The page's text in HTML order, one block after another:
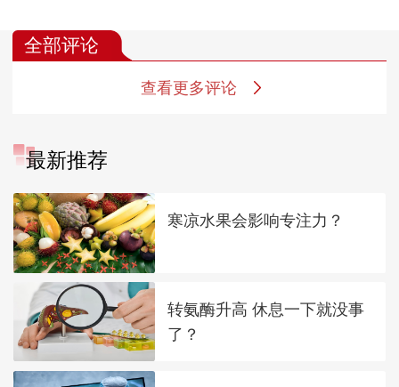
公司总经理马姗婕
全部评论
查看更多评论
最新推荐
寒凉水果会影响专注力？
转氨酶升高 休息一下就没事
了？